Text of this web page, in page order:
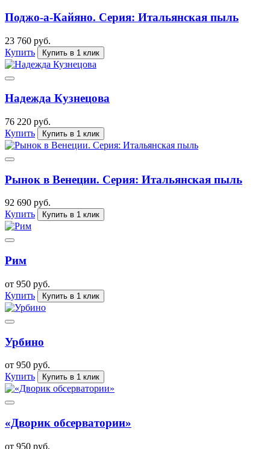
Поджо-а-Кайяно. Серия: Итальянская пыль
23 760 руб.
Купить
Купить в 1 клик
Надежда Кузнецова
76 220 руб.
Купить
Купить в 1 клик
Рынок в Венеции. Серия: Итальянская пыль
92 690 руб.
Купить
Купить в 1 клик
Рим
от 950 руб.
Купить
Купить в 1 клик
Урбино
от 950 руб.
Купить
Купить в 1 клик
«Дворик обсерватории»
от 950 руб.